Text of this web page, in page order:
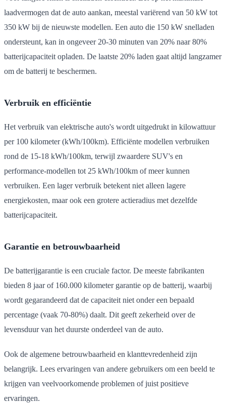
laadvermogen dat de auto aankan, meestal variërend van 50 kW tot
350 kW bij de nieuwste modellen. Een auto die 150 kW snelladen
ondersteunt, kan in ongeveer 20-30 minuten van 20% naar 80%
batterijcapaciteit opladen. De laatste 20% laden gaat altijd langzamer
om de batterij te beschermen.
Verbruik en efficiëntie
Het verbruik van elektrische auto's wordt uitgedrukt in kilowattuur
per 100 kilometer (kWh/100km). Efficiënte modellen verbruiken
rond de 15-18 kWh/100km, terwijl zwaardere SUV's en
performance-modellen tot 25 kWh/100km of meer kunnen
verbruiken. Een lager verbruik betekent niet alleen lagere
energiekosten, maar ook een grotere actieradius met dezelfde
batterijcapaciteit.
Garantie en betrouwbaarheid
De batterijgarantie is een cruciale factor. De meeste fabrikanten
bieden 8 jaar of 160.000 kilometer garantie op de batterij, waarbij
wordt gegarandeerd dat de capaciteit niet onder een bepaald
percentage (vaak 70-80%) daalt. Dit geeft zekerheid over de
levensduur van het duurste onderdeel van de auto.
Ook de algemene betrouwbaarheid en klanttevredenheid zijn
belangrijk. Lees ervaringen van andere gebruikers om een beeld te
krijgen van veelvoorkomende problemen of juist positieve
ervaringen.